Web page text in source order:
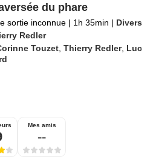
du phare
sortie inconnue | 1h 35min | Divers
Redler
Touzet ,Thierry Redler, Luc
Mes amis
--